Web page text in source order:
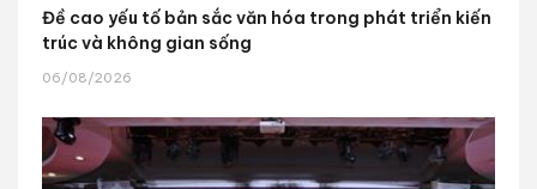
Đề cao yếu tố bản sắc văn hóa trong phát triển kiến
trúc và không gian sống
06/08/2026